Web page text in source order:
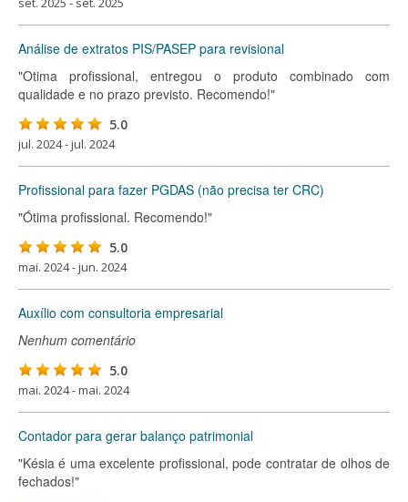
Análise de extratos PIS/PASEP para revisional
"Otima profissional, entregou o produto combinado com
qualidade e no prazo previsto. Recomendo!"
5.0
jul. 2024 - jul. 2024
Profissional para fazer PGDAS (não precisa ter CRC)
"Ótima profissional. Recomendo!"
5.0
mai. 2024 - jun. 2024
Auxílio com consultoria empresarial
Nenhum comentário
5.0
mai. 2024 - mai. 2024
Contador para gerar balanço patrimonial
"Késia é uma excelente profissional, pode contratar de olhos de
fechados!"